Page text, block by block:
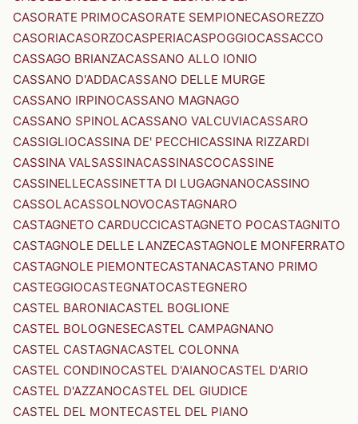
CASORATE PRIMOCASORATE SEMPIONECASOREZZO
CASORIACASORZOCASPERIACASPOGGIOCASSACCO
CASSAGO BRIANZACASSANO ALLO IONIO
CASSANO D'ADDACASSANO DELLE MURGE
CASSANO IRPINOCASSANO MAGNAGO
CASSANO SPINOLACASSANO VALCUVIACASSARO
CASSIGLIOCASSINA DE' PECCHICASSINA RIZZARDI
CASSINA VALSASSINACASSINASCOCASSINE
CASSINELLECASSINETTA DI LUGAGNANOCASSINO
CASSOLACASSOLNOVOCASTAGNARO
CASTAGNETO CARDUCCICASTAGNETO POCASTAGNITO
CASTAGNOLE DELLE LANZECASTAGNOLE MONFERRATO
CASTAGNOLE PIEMONTECASTANACASTANO PRIMO
CASTEGGIOCASTEGNATOCASTEGNERO
CASTEL BARONIACASTEL BOGLIONE
CASTEL BOLOGNESECASTEL CAMPAGNANO
CASTEL CASTAGNACASTEL COLONNA
CASTEL CONDINOCASTEL D'AIANOCASTEL D'ARIO
CASTEL D'AZZANOCASTEL DEL GIUDICE
CASTEL DEL MONTECASTEL DEL PIANO